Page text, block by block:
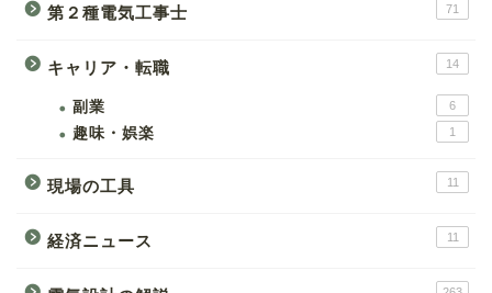
第２種電気工事士 71
キャリア・転職 14
副業 6
趣味・娯楽 1
現場の工具 11
経済ニュース 11